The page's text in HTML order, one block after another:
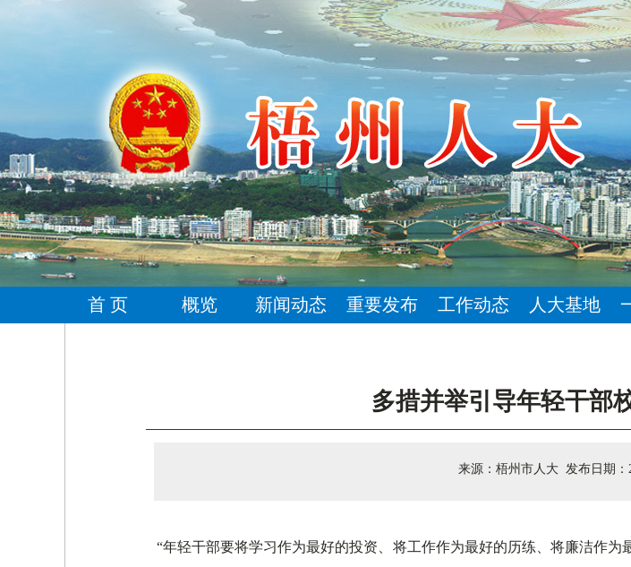
首 页 概览 新闻动态 重要发布 工作动态 人大基地
多措并举引导年轻干部
来源：梧州市人大 发布日期：
“年轻干部要将学习作为最好的投资、将工作作为最好的历练、将廉洁作为